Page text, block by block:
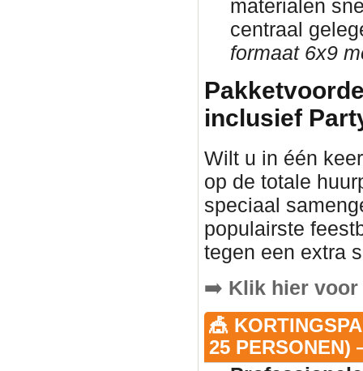
materialen
centraal
formaat 6x9
inclusief
Wilt u in één
op de totale
speciaal
populairste
tegen een extra
➡️ Klik hier
🎪
25 PERSONEN)